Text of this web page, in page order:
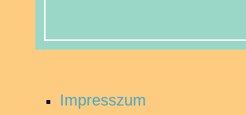
Impresszum